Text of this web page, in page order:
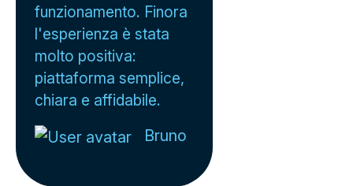
funzionamento. Finora
l'esperienza è stata
molto positiva:
piattaforma semplice,
chiara e affidabile.
Bruno